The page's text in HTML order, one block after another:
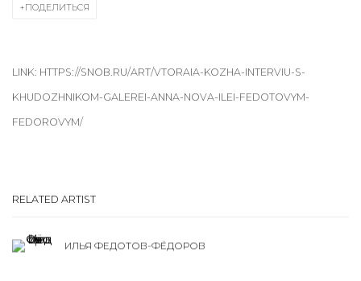
ПОДЕЛИТЬСЯ
LINK: HTTPS://SNOB.RU/ART/VTORAIA-KOZHA-INTERVIU-S-
KHUDOZHNIKOM-GALEREI-ANNA-NOVA-ILEI-FEDOTOVYM-
FEDOROVYM/
RELATED ARTIST
ИЛЬЯ ФЕДОТОВ-ФЁДОРОВ